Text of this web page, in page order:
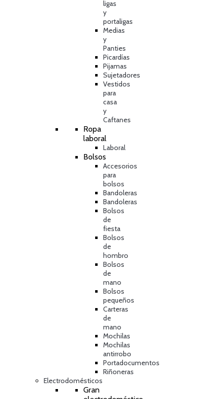
ligas
y
portaligas
Medias
y
Panties
Picardías
Pijamas
Sujetadores
Vestidos
para
casa
y
Caftanes
Ropa
laboral
Laboral
Bolsos
Accesorios
para
bolsos
Bandoleras
Bandoleras
Bolsos
de
fiesta
Bolsos
de
hombro
Bolsos
de
mano
Bolsos
pequeños
Carteras
de
mano
Mochilas
Mochilas
antirrobo
Portadocumentos
Riñoneras
Electrodomésticos
Gran